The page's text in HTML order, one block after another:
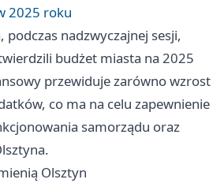
2025 roku
podczas nadzwyczajnej sesji,
budżet miasta na 2025
przewiduje zarówno wzrost
co ma na celu zapewnienie
samorządu oraz
Olsztyn